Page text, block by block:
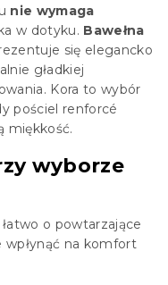
nie wymaga
w dotyku. Bawełna
się elegancko
gładkiej
Kora to wybór
pościel renforcé
miękkość.
wyborze
o powtarzające
wpłynąć na komfort